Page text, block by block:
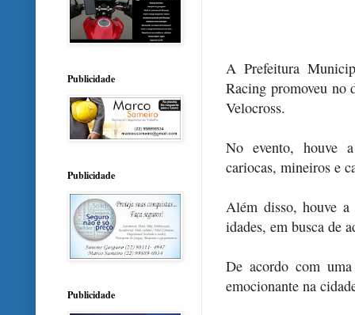
A Prefeitura
Racing promoveu no
Velocross.
No evento, houve
cariocas, mineiros e
Além disso, houve a
idades, em busca de
De acordo com
emocionante na
Publicidade
Publicidade
Publicidade